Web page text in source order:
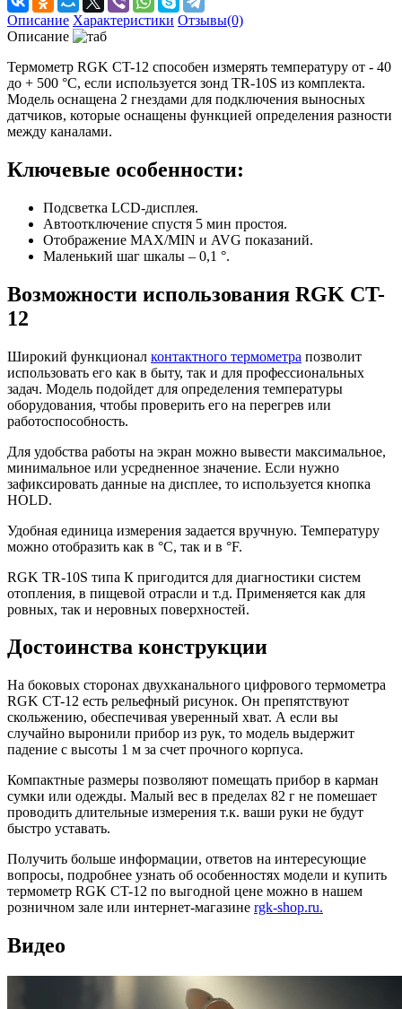
Описание Характеристики Отзывы(0)
Описание
Термометр RGK CT-12 способен измерять температуру от - 40
до + 500 °C, если используется зонд TR-10S из комплекта.
Модель оснащена 2 гнездами для подключения выносных
датчиков, которые оснащены функцией определения разности
между каналами.
Ключевые особенности:
Подсветка LCD-дисплея.
Автоотключение спустя 5 мин простоя.
Отображение MAX/MIN и AVG показаний.
Маленький шаг шкалы – 0,1 °.
Возможности использования RGK CT-
12
Широкий функционал контактного термометра позволит
использовать его как в быту, так и для профессиональных
задач. Модель подойдет для определения температуры
оборудования, чтобы проверить его на перегрев или
работоспособность.
Для удобства работы на экран можно вывести максимальное,
минимальное или усредненное значение. Если нужно
зафиксировать данные на дисплее, то используется кнопка
HOLD.
Удобная единица измерения задается вручную. Температуру
можно отобразить как в °C, так и в °F.
RGK TR-10S типа К пригодится для диагностики систем
отопления, в пищевой отрасли и т.д. Применяется как для
ровных, так и неровных поверхностей.
Достоинства конструкции
На боковых сторонах двухканального цифрового термометра
RGK CT-12 есть рельефный рисунок. Он препятствуют
скольжению, обеспечивая уверенный хват. А если вы
случайно выронили прибор из рук, то модель выдержит
падение с высоты 1 м за счет прочного корпуса.
Компактные размеры позволяют помещать прибор в карман
сумки или одежды. Малый вес в пределах 82 г не помешает
проводить длительные измерения т.к. ваши руки не будут
быстро уставать.
Получить больше информации, ответов на интересующие
вопросы, подробнее узнать об особенностях модели и купить
термометр RGK CT-12 по выгодной цене можно в нашем
розничном зале или интернет-магазине rgk-shop.ru.
Видео